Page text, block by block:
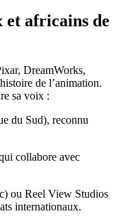
et africains de
DreamWorks,
de l’animation.
sa voix :
du Sud), reconnu
collabore avec
ou Reel View Studios
internationaux.